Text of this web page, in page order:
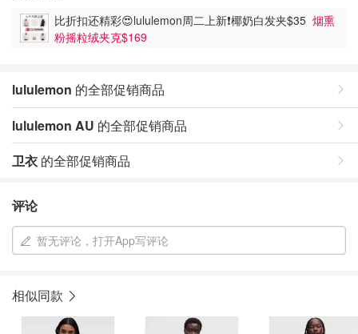
比折扣还精彩😍lululemon周二上新❗️椰奶白发夹$35 烟熏
粉摇粒绒夹克$169
lululemon 的全部促销商品
lululemon AU 的全部促销商品
卫衣 的全部促销商品
评论
暂无评论，打开App写评论
相似同款